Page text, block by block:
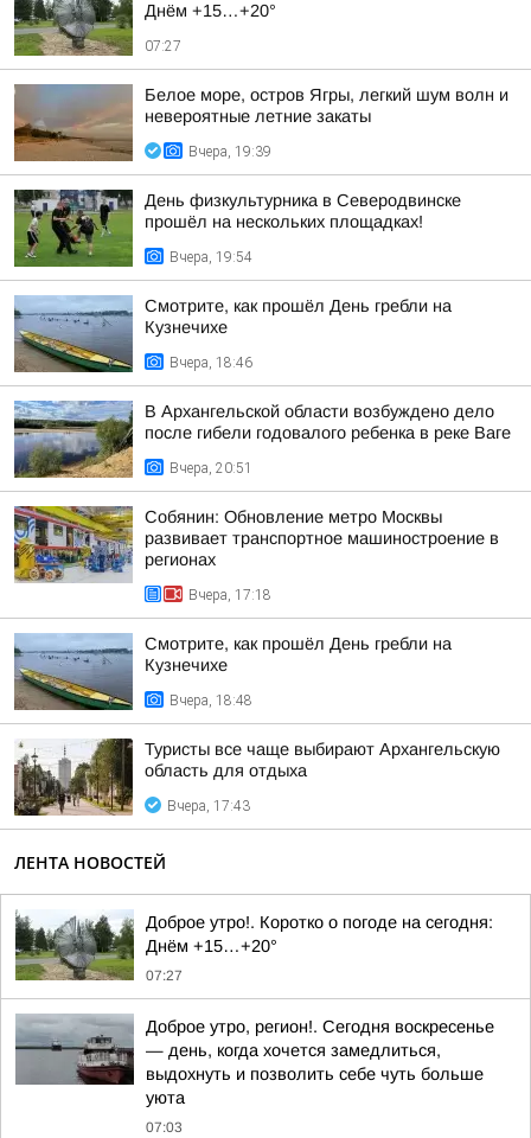
Днём +15…+20°
07:27
Белое море, остров Ягры, легкий шум волн и
невероятные летние закаты
Вчера, 19:39
День физкультурника в Северодвинске
прошёл на нескольких площадках!
Вчера, 19:54
Смотрите, как прошёл День гребли на
Кузнечихе
Вчера, 18:46
В Архангельской области возбуждено дело
после гибели годовалого ребенка в реке Ваге
Вчера, 20:51
Собянин: Обновление метро Москвы
развивает транспортное машиностроение в
регионах
Вчера, 17:18
Смотрите, как прошёл День гребли на
Кузнечихе
Вчера, 18:48
Туристы все чаще выбирают Архангельскую
область для отдыха
Вчера, 17:43
ЛЕНТА НОВОСТЕЙ
Доброе утро!. Коротко о погоде на сегодня:
Днём +15…+20°
07:27
Доброе утро, регион!. Сегодня воскресенье
— день, когда хочется замедлиться,
выдохнуть и позволить себе чуть больше
уюта
07:03